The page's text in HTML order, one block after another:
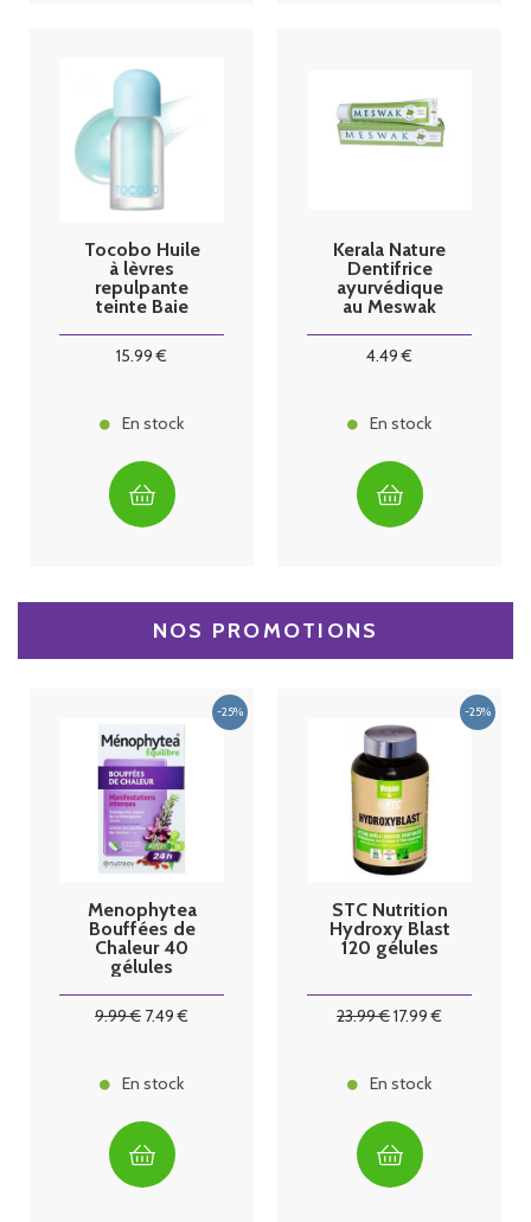
Tocobo Huile
à lèvres
repulpante
teinte Baie
15.99 €
En stock
Kerala Nature
Dentifrice
ayurvédique
au Meswak
4.49 €
En stock
NOS PROMOTIONS
Menophytea
Bouffées de
Chaleur 40
gélules
9.99€ 7.49 €
En stock
STC Nutrition
Hydroxy Blast
120 gélules
23.99€17.99 €
En stock